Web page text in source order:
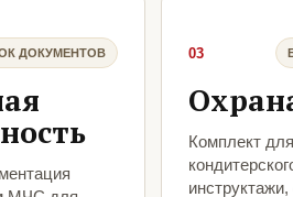
ДОКУМЕНТОВ 03
Комплект